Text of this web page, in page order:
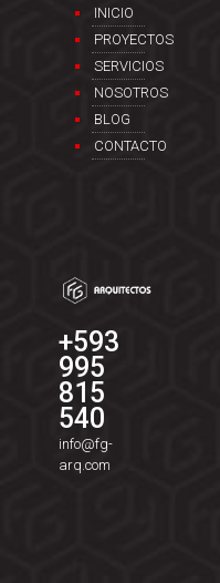
INICIO
PROYECTOS
SERVICIOS
NOSOTROS
BLOG
CONTACTO
+593
995
815
540
info@fg-
arq.com